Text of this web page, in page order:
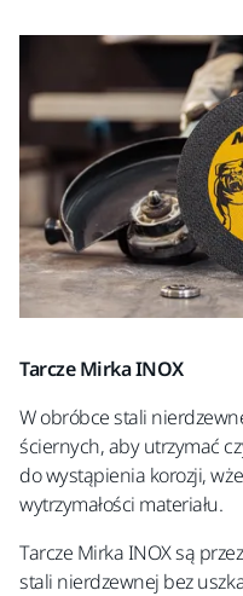
Tarcze Mirka INOX
W obróbce stali
ściernych, aby utrzymać
do wystąpienia korozji,
wytrzymałości materiału.
Tarcze Mirka INOX są
stali nierdzewnej bez